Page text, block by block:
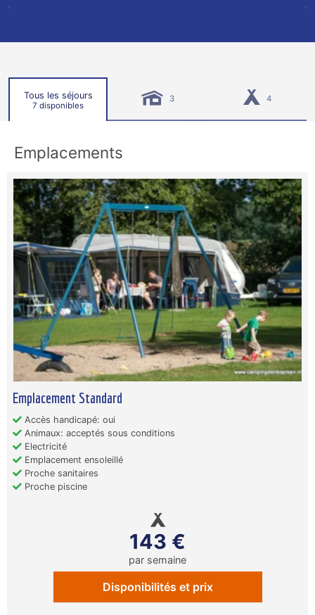
Tous les séjours
7 disponibles
3 4
Emplacements
Emplacement Standard
Accès handicapé: oui
Animaux: acceptés sous conditions
Electricité
Emplacement ensoleillé
Proche sanitaires
Proche piscine
143 €
par semaine
Disponibilités et prix